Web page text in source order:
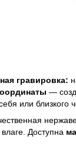
гравировка:
—
или близкого
Доступна